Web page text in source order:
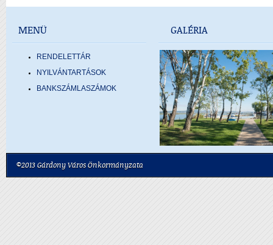
MENÜ
RENDELETTÁR
NYILVÁNTARTÁSOK
BANKSZÁMLASZÁMOK
GALÉRIA
©2013 Gárdony Város Önkormányzata